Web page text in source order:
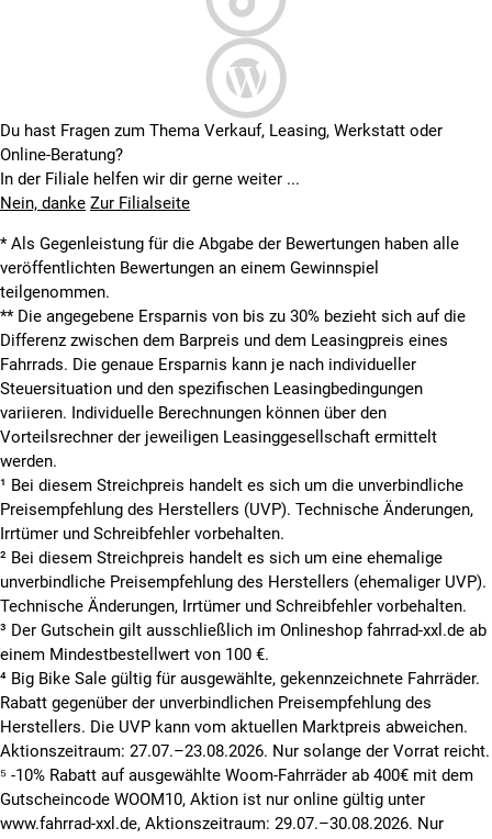
Du hast Fragen zum Thema Verkauf, Leasing, Werkstatt oder
Online-Beratung?
In der Filiale helfen wir dir gerne weiter ...
Nein, danke Zur Filialseite
* Als Gegenleistung für die Abgabe der Bewertungen haben alle
veröffentlichten Bewertungen an einem Gewinnspiel
teilgenommen.
** Die angegebene Ersparnis von bis zu 30% bezieht sich auf die
Differenz zwischen dem Barpreis und dem Leasingpreis eines
Fahrrads. Die genaue Ersparnis kann je nach individueller
Steuersituation und den spezifischen Leasingbedingungen
variieren. Individuelle Berechnungen können über den
Vorteilsrechner der jeweiligen Leasinggesellschaft ermittelt
werden.
¹ Bei diesem Streichpreis handelt es sich um die unverbindliche
Preisempfehlung des Herstellers (UVP). Technische Änderungen,
Irrtümer und Schreibfehler vorbehalten.
² Bei diesem Streichpreis handelt es sich um eine ehemalige
unverbindliche Preisempfehlung des Herstellers (ehemaliger UVP).
Technische Änderungen, Irrtümer und Schreibfehler vorbehalten.
³ Der Gutschein gilt ausschließlich im Onlineshop fahrrad-xxl.de ab
einem Mindestbestellwert von 100 €.
⁴ Big Bike Sale gültig für ausgewählte, gekennzeichnete Fahrräder.
Rabatt gegenüber der unverbindlichen Preisempfehlung des
Herstellers. Die UVP kann vom aktuellen Marktpreis abweichen.
Aktionszeitraum: 27.07.–23.08.2026. Nur solange der Vorrat reicht.
⁵ -10% Rabatt auf ausgewählte Woom-Fahrräder ab 400€ mit dem
Gutscheincode WOOM10, Aktion ist nur online gültig unter
www.fahrrad-xxl.de, Aktionszeitraum: 29.07.–30.08.2026. Nur